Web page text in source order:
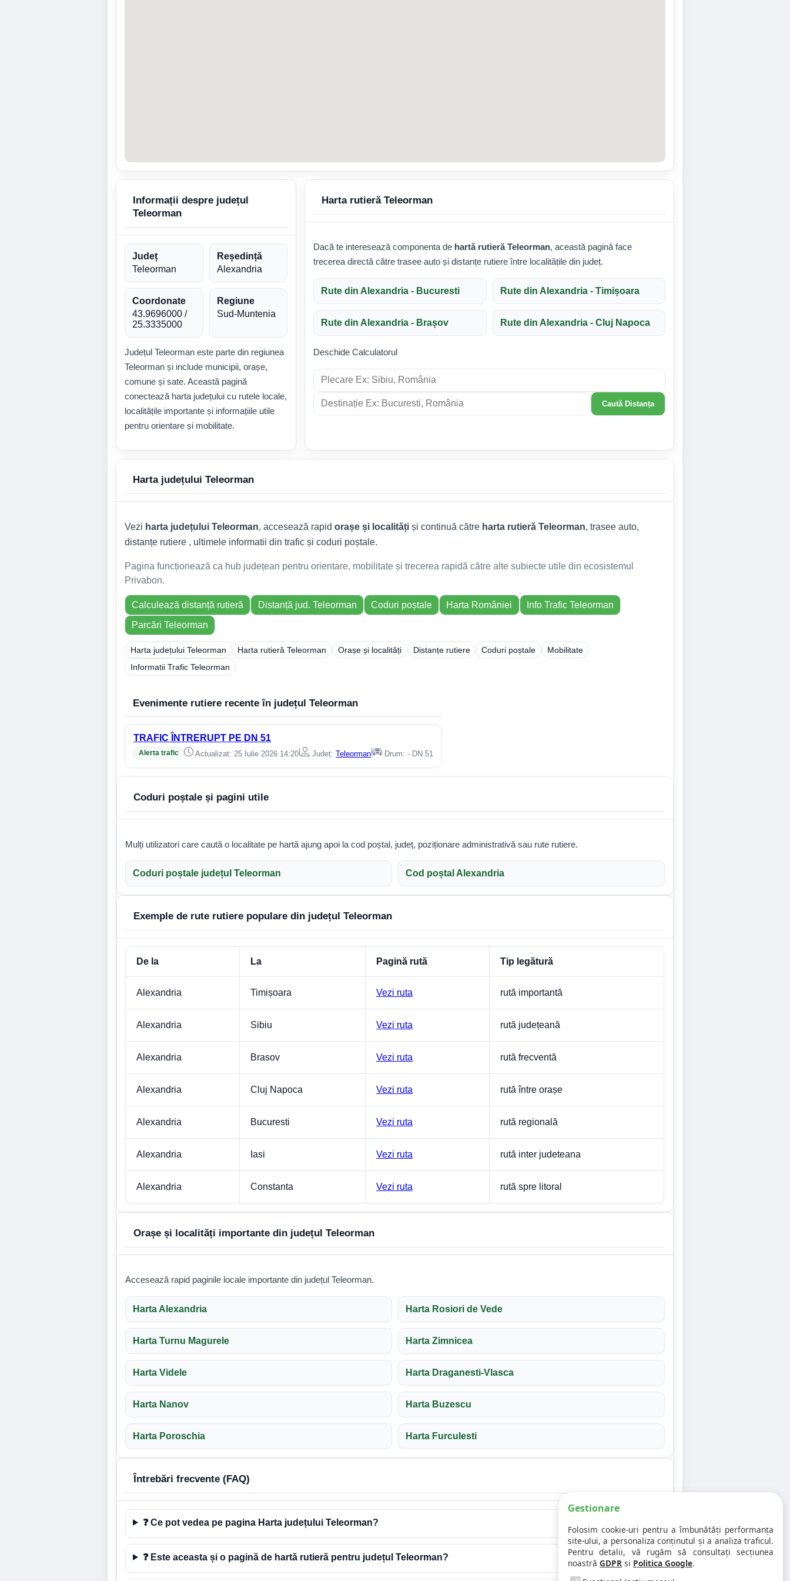
Informații despre județul
Teleorman
Județ
Teleorman
Reședință
Alexandria
Coordonate
43.9696000 /
25.3335000
Regiune
Sud-Muntenia
Județul Teleorman este parte din regiunea
Teleorman și include municipii, orașe,
comune și sate. Această pagină
conectează harta județului cu rutele locale,
localitățile importante și informațiile utile
pentru orientare și mobilitate.
Harta rutieră Teleorman
Dacă te interesează componenta de hartă rutieră Teleorman, această pagină face
trecerea directă către trasee auto și distanțe rutiere între localitățile din județ.
Rute din Alexandria - Bucuresti Rute din Alexandria - Timișoara
Rute din Alexandria - Brașov Rute din Alexandria - Cluj Napoca
Deschide Calculatorul
Caută Distanța
Harta județului Teleorman
Vezi harta județului Teleorman, accesează rapid orașe și localități și continuă către harta rutieră Teleorman, trasee auto,
distanțe rutiere , ultimele informatii din trafic și coduri poștale.
Pagina funcționează ca hub județean pentru orientare, mobilitate și trecerea rapidă către alte subiecte utile din ecosistemul
Privabon.
Calculează distanță rutieră Distanță jud. Teleorman Coduri poștale Harta României Info Trafic Teleorman
Parcări Teleorman
Harta județului Teleorman Harta rutieră Teleorman Orașe și localități Distanțe rutiere Coduri poștale
Mobilitate
Informatii Trafic Teleorman
Evenimente rutiere recente în județul Teleorman
TRAFIC ÎNTRERUPT PE DN 51
Alerta trafic Actualizat: 25 Iulie 2026 14:20| Județ: Teleorman| Drum: - DN 51
Coduri poștale și pagini utile
Mulți utilizatori care caută o localitate pe hartă ajung apoi la cod poștal, județ, poziționare administrativă sau rute rutiere.
Coduri poștale județul Teleorman Cod poștal Alexandria
Exemple de rute rutiere populare din județul Teleorman
De la La Pagină rută Tip legătură
Alexandria Timișoara Vezi ruta rută importantă
Alexandria Sibiu Vezi ruta rută județeană
Alexandria Brasov Vezi ruta rută frecventă
Alexandria Cluj Napoca Vezi ruta rută între orașe
Alexandria Bucuresti Vezi ruta rută regională
Alexandria Iasi Vezi ruta rută inter judeteana
Alexandria Constanta Vezi ruta rută spre litoral
Orașe și localități importante din județul Teleorman
Accesează rapid paginile locale importante din județul Teleorman.
Harta Alexandria Harta Rosiori de Vede
Harta Turnu Magurele Harta Zimnicea
Harta Videle Harta Draganesti-Vlasca
Harta Nanov Harta Buzescu
Harta Poroschia Harta Furculesti
Întrebări frecvente (FAQ)
❓ Ce pot vedea pe pagina Harta județului Teleorman?
❓ Este aceasta și o pagină de hartă rutieră pentru județul Teleorman?
Gestionare
Folosim cookie-uri pentru a îmbunătăți performanța
site-ului, a personaliza conținutul și a analiza traficul.
Pentru detalii, vă rugăm să consultați secțiunea
noastră GDPR si Politica Google.